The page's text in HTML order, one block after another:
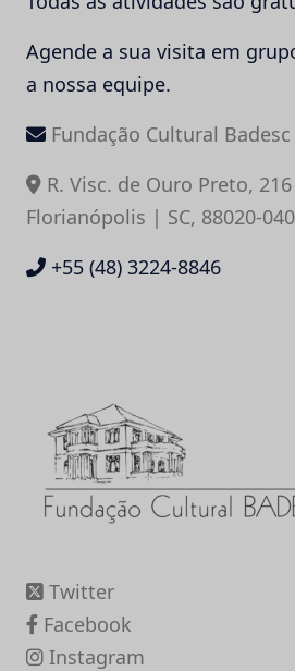
Agende a sua visita em
a nossa equipe.
Fundação Cultural Badesc
R. Visc. de Ouro Preto,
Florianópolis | SC, 88020-040
+55 (48) 3224-8846
Twitter
Facebook
Instagram